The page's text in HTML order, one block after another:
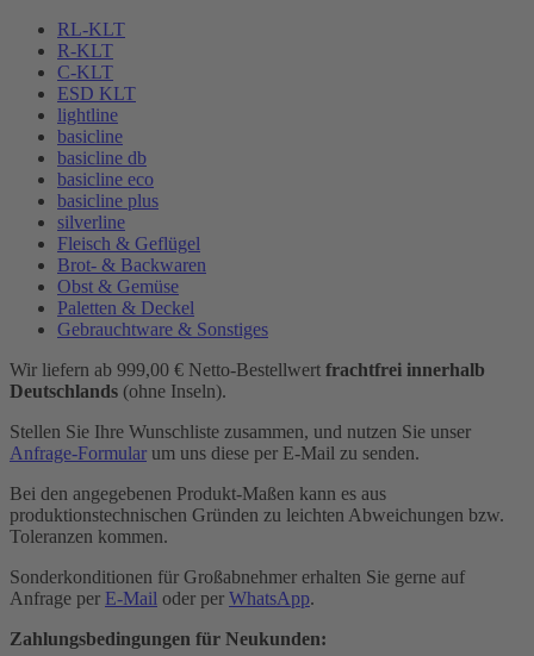
RL-KLT
R-KLT
C-KLT
ESD KLT
lightline
basicline
basicline db
basicline eco
basicline plus
silverline
Fleisch & Geflügel
Brot- & Backwaren
Obst & Gemüse
Paletten & Deckel
Gebrauchtware & Sonstiges
Wir liefern ab 999,00 € Netto-Bestellwert frachtfrei innerhalb
Deutschlands (ohne Inseln).
Stellen Sie Ihre Wunschliste zusammen, und nutzen Sie unser
Anfrage-Formular um uns diese per E-Mail zu senden.
Bei den angegebenen Produkt-Maßen kann es aus
produktionstechnischen Gründen zu leichten Abweichungen bzw.
Toleranzen kommen.
Sonderkonditionen für Großabnehmer erhalten Sie gerne auf
Anfrage per E-Mail oder per WhatsApp.
Zahlungsbedingungen für Neukunden: